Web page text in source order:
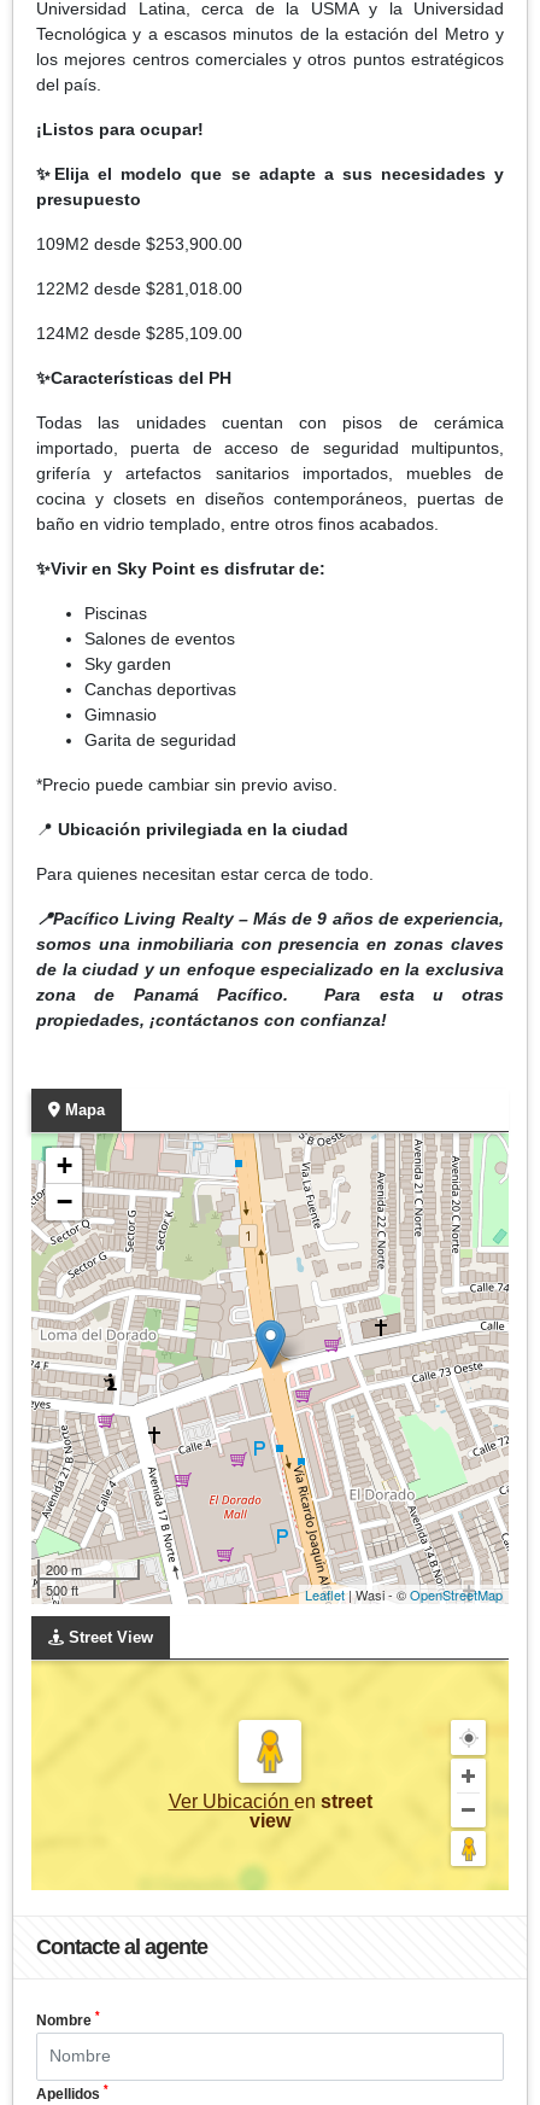
Universidad Latina, cerca de la USMA y la Universidad
Tecnológica y a escasos minutos de la estación del Metro y
los mejores centros comerciales y otros puntos estratégicos
del país.
¡Listos para ocupar!
✨Elija el modelo que se adapte a sus necesidades y
presupuesto
109M2 desde $253,900.00
122M2 desde $281,018.00
124M2 desde $285,109.00
✨Características del PH
Todas las unidades cuentan con pisos de cerámica
importado, puerta de acceso de seguridad multipuntos,
grifería y artefactos sanitarios importados, muebles de
cocina y closets en diseños contemporáneos, puertas de
baño en vidrio templado, entre otros finos acabados.
✨Vivir en Sky Point es disfrutar de:
Piscinas
Salones de eventos
Sky garden
Canchas deportivas
Gimnasio
Garita de seguridad
*Precio puede cambiar sin previo aviso.
📍 Ubicación privilegiada en la ciudad
Para quienes necesitan estar cerca de todo.
📍Pacífico Living Realty – Más de 9 años de experiencia,
somos una inmobiliaria con presencia en zonas claves
de la ciudad y un enfoque especializado en la exclusiva
zona de Panamá Pacífico. Para esta u otras
propiedades, ¡contáctanos con confianza!
Mapa
+
−
200 m
500 ft
Leaflet| Wasi - ©OpenStreetMap
Street View
Ver Ubicación en street
view
Contacte al agente
Nombre *
Apellidos *